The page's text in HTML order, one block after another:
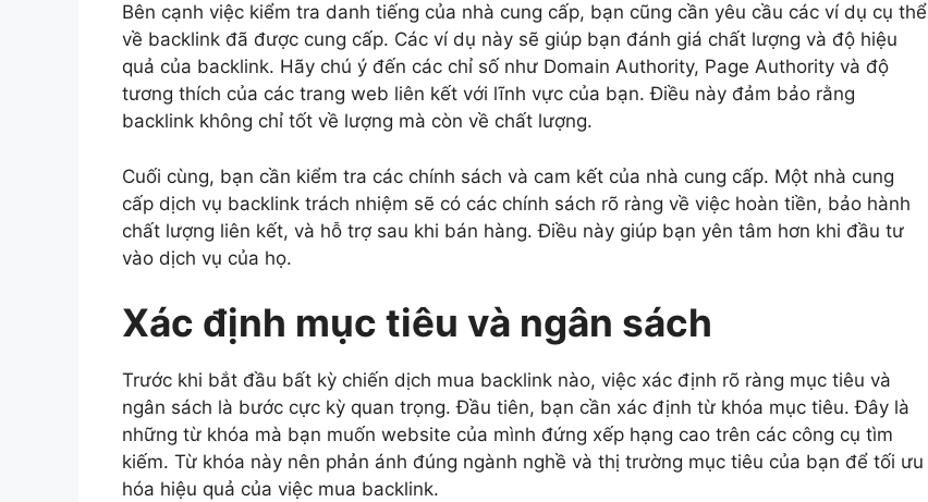
Bên cạnh việc kiểm tra danh tiếng của nhà cung cấp, bạn cũng cần yêu cầu các ví dụ cụ thể
về backlink đã được cung cấp. Các ví dụ này sẽ giúp bạn đánh giá chất lượng và độ hiệu
quả của backlink. Hãy chú ý đến các chỉ số như Domain Authority, Page Authority và độ
tương thích của các trang web liên kết với lĩnh vực của bạn. Điều này đảm bảo rằng
backlink không chỉ tốt về lượng mà còn về chất lượng.
Cuối cùng, bạn cần kiểm tra các chính sách và cam kết của nhà cung cấp. Một nhà cung
cấp dịch vụ backlink trách nhiệm sẽ có các chính sách rõ ràng về việc hoàn tiền, bảo hành
chất lượng liên kết, và hỗ trợ sau khi bán hàng. Điều này giúp bạn yên tâm hơn khi đầu tư
vào dịch vụ của họ.
Xác định mục tiêu và ngân sách
Trước khi bắt đầu bất kỳ chiến dịch mua backlink nào, việc xác định rõ ràng mục tiêu và
ngân sách là bước cực kỳ quan trọng. Đầu tiên, bạn cần xác định từ khóa mục tiêu. Đây là
những từ khóa mà bạn muốn website của mình đứng xếp hạng cao trên các công cụ tìm
kiếm. Từ khóa này nên phản ánh đúng ngành nghề và thị trường mục tiêu của bạn để tối ưu
hóa hiệu quả của việc mua backlink.